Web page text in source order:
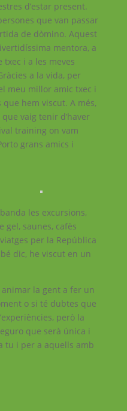
d’estar present.
que van passar
de dòmino. Aquest
mentora, a
txec i a les meves
a la vida, per
meu millor amic txec i
hem viscut. A més,
vaig tenir d’haver
training on vam
grans amics i
les excursions,
gel, saunes, cafès
per la República
dic, he viscut en un
animar la gent a fer un
o si té dubtes que
però la
que serà única i
tu i per a aquells amb